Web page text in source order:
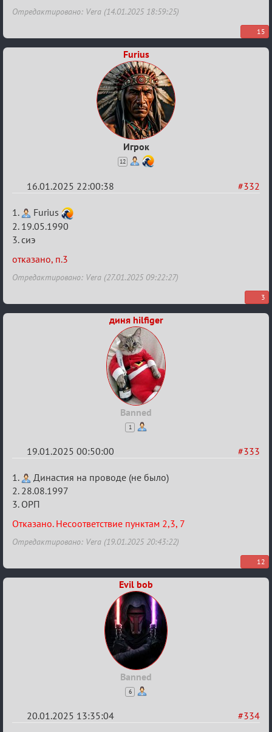
Отредактировано: Vera (14.01.2025 18:59:25)
15
Furius
Игрок
12
#332
16.01.2025 22:00:38
Re:
Заявки
в
Авторитеты²
1.
Furius
2. 19.05.1990
3. сиэ
отказано, п.3
Отредактировано: Vera (27.01.2025 09:22:27)
3
диня hilfiger
Banned
1
#333
19.01.2025 00:50:00
Re:
Заявки
в
Авторитеты²
1.
Династия на проводе (не было)
2. 28.08.1997
3. ОРП
Отказано. Несоответствие пунктам 2,3, 7
Отредактировано: Vera (19.01.2025 20:43:22)
12
Evil bob
Banned
6
#334
20.01.2025 13:35:04